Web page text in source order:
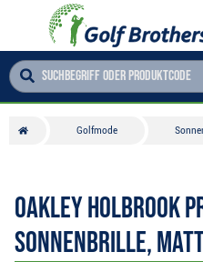
Golfmode
Oakley Holbrook
Sonnenbrille,